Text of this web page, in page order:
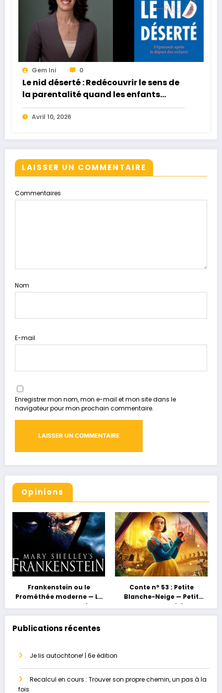
Gem Ini 0
Le nid déserté : Redécouvrir le sens de
la parentalité quand les enfants
quittent la maison
Avril 10, 2026
LAISSER UN COMMENTAIRE
Commentaires
Nom
E-mail
Enregistrer mon nom, mon e-mail et mon site dans le
navigateur pour mon prochain commentaire.
Opinions
Frankenstein ou le
Prométhée moderne — La
grossesse au masculin ou
le paradis perdu
Conte nº 53 : Petite
Blanche-Neige — Petit
conte, grand héritage
Publications récentes
Je lis autochtone! | 6e édition
Recalcul en cours : Trouver son propre chemin, un pas à la
fois